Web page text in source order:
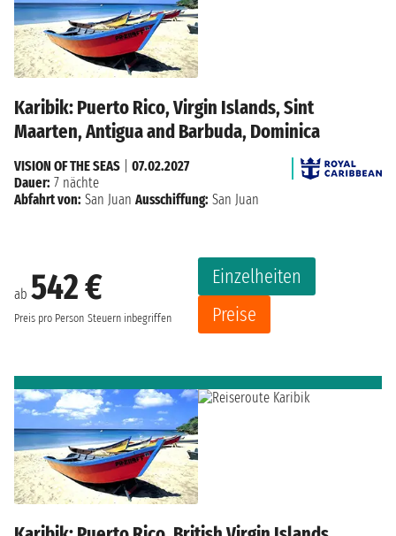
Karibik: Puerto Rico, Virgin Islands, Sint
Maarten, Antigua and Barbuda, Dominica
ab 542 €
Preis pro Person Steuern inbegriffen
Einzelheiten
Preise
VISION OF THE SEAS
07.02.2027
Dauer: 7 nächte
Abfahrt von: San Juan Ausschiffung: San Juan